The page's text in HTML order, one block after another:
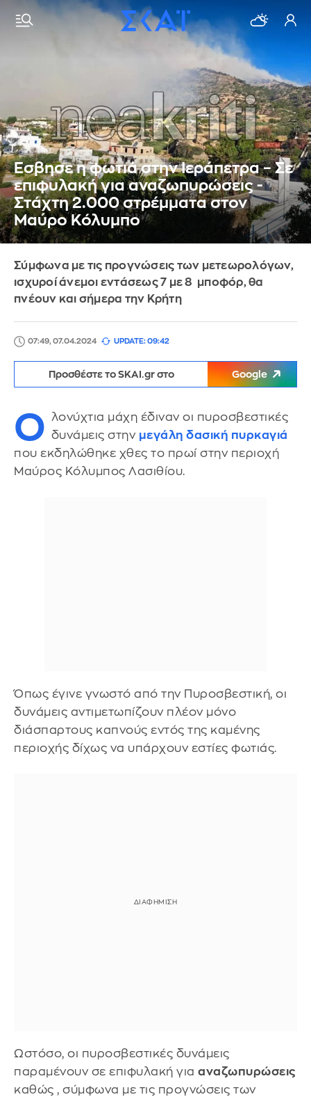
Εσβησε η φωτιά στην Ιεράπετρα – Σε
επιφυλακή για αναζωπυρώσεις -
Στάχτη 2.000 στρέμματα στον
Μαύρο Κόλυμπο
Σύμφωνα με τις προγνώσεις των μετεωρολόγων,
ισχυροί άνεμοι εντάσεως 7 με 8 μποφόρ, θα
πνέουν και σήμερα την Κρήτη
07:49, 07.04.2024 UPDATE: 09:42
Προσθέστε το SKAI.gr στο Google
Ο
λονύχτια μάχη έδιναν οι πυροσβεστικές
δυνάμεις στην μεγάλη δασική πυρκαγιά
που εκδηλώθηκε χθες το πρωί στην περιοχή
Μαύρος Κόλυμπος Λασιθίου.
Όπως έγινε γνωστό από την Πυροσβεστική, οι
δυνάμεις αντιμετωπίζουν πλέον μόνο
διάσπαρτους καπνούς εντός της καμένης
περιοχής δίχως να υπάρχουν εστίες φωτιάς.
Ωστόσο, οι πυροσβεστικές δυνάμεις
παραμένουν σε επιφυλακή για αναζωπυρώσεις
καθώς , σύμφωνα με τις προγνώσεις των